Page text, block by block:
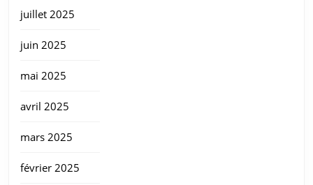
juillet 2025
juin 2025
mai 2025
avril 2025
mars 2025
février 2025